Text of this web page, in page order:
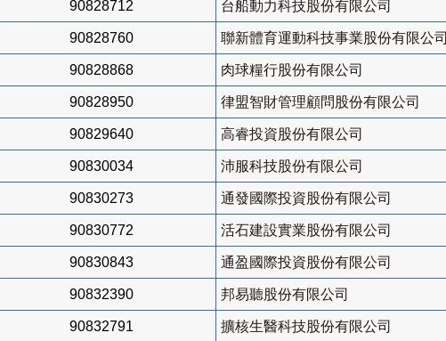
90828712 台船動力科技股份有限公司
90828760 聯新體育運動科技事業股份有限公司
90828868 肉球糧行股份有限公司
90828950 律盟智財管理顧問股份有限公司
90829640 高睿投資股份有限公司
90830034 沛服科技股份有限公司
90830273 通發國際投資股份有限公司
90830772 活石建設實業股份有限公司
90830843 通盈國際投資股份有限公司
90832390 邦易聽股份有限公司
90832791 擴核生醫科技股份有限公司